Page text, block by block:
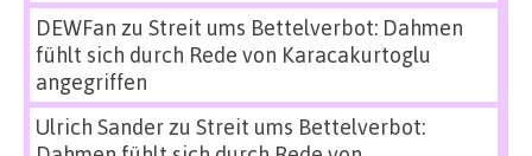
DEWFan zu Streit ums Bettelverbot: Dahmen
fühlt sich durch Rede von Karacakurtoglu
angegriffen
Ulrich Sanderzu Streit ums Bettelverbot: